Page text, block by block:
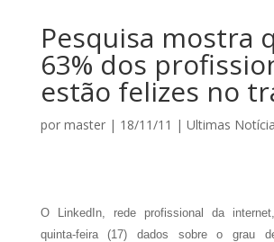
Pesquisa mostra
63% dos
estão felizes no
por master| 18/11/11 | Ultimas
O LinkedIn, rede profissional da
quinta-feira (17) dados sobre o grau